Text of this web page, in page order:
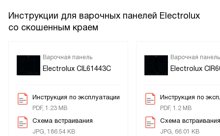
когда отвлекаешься на детей или звонок. Индикация
остаточного тепла CleverHeat™ — ещё один плюс: я
безопасно для всей семьи.
Инструкции для варочных панелей Electrolux
со скошенным краем
Варочная панель
Electrolux CIL61443C
Инструкция по эксплуатации
PDF, 1.23 MB
Схема встраивания
JPG, 186.54 KB
Варочная панель
Electrolux
Инструкция по
PDF, 1.2 MB
Схема встраивания
JPG, 66.01 KB